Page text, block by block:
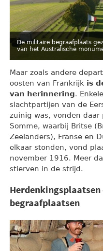
De militaire begraafplaats
van het Australische
Maar zoals andere
oosten van Frankrijk is
van herinnering.
slachtpartijen van de
zuinig was, vonden daar
Somme, waarbij Britse
Zeelanders), Franse en
elkaar stonden, vond
november 1916. Meer
stierven in de strijd.
begraafplaatsen